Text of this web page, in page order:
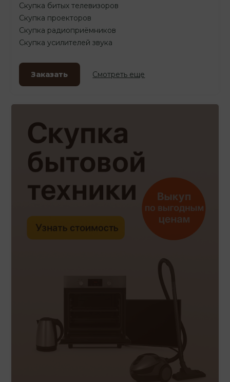
Скупка битых телевизоров
Скупка проекторов
Скупка радиоприёмников
Скупка усилителей звука
Заказать Смотреть еще